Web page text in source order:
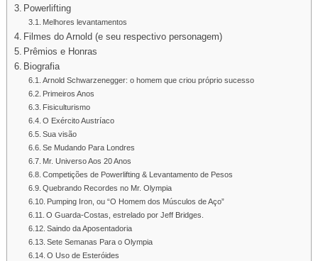
Powerlifting
Melhores levantamentos
Filmes do Arnold (e seu respectivo personagem)
Prêmios e Honras
Biografia
Arnold Schwarzenegger: o homem que criou próprio sucesso
Primeiros Anos
Fisiculturismo
O Exército Austríaco
Sua visão
Se Mudando Para Londres
Mr. Universo Aos 20 Anos
Competições de Powerlifting & Levantamento de Pesos
Quebrando Recordes no Mr. Olympia
Pumping Iron, ou “O Homem dos Músculos de Aço”
O Guarda-Costas, estrelado por Jeff Bridges.
Saindo da Aposentadoria
Sete Semanas Para o Olympia
O Uso de Esteróides